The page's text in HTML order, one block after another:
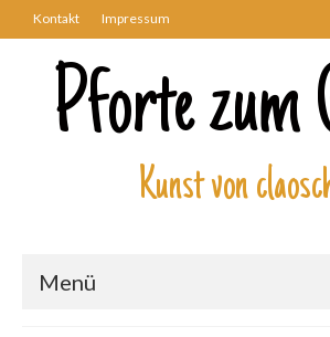
Kontakt Impressum
Pforte zum
Kunst von
Menü